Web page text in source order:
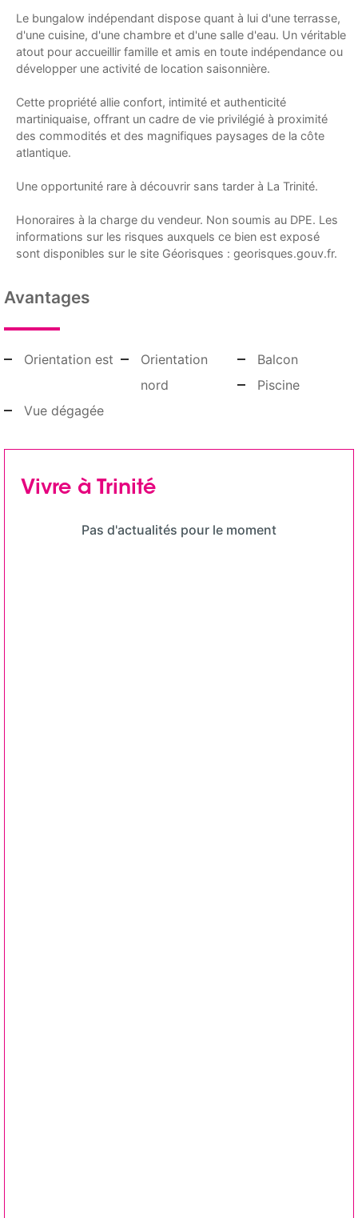
Le bungalow indépendant dispose quant à lui d'une terrasse,
d'une cuisine, d'une chambre et d'une salle d'eau. Un véritable
atout pour accueillir famille et amis en toute indépendance ou
développer une activité de location saisonnière.
Cette propriété allie confort, intimité et authenticité
martiniquaise, offrant un cadre de vie privilégié à proximité
des commodités et des magnifiques paysages de la côte
atlantique.
Une opportunité rare à découvrir sans tarder à La Trinité.
Honoraires à la charge du vendeur. Non soumis au DPE. Les
informations sur les risques auxquels ce bien est exposé
sont disponibles sur le site Géorisques : georisques.gouv.fr.
Avantages
Orientation est
Orientation
nord
Balcon
Piscine
Vue dégagée
Vivre à Trinité
Pas d'actualités pour le moment